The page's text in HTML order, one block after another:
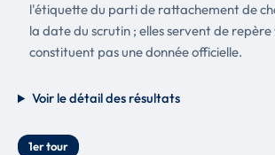
l'étiquette du parti de rattachement de
la date du scrutin ; elles servent de repère
constituent pas une donnée officielle.
Voir le détail des résultats
1er tour